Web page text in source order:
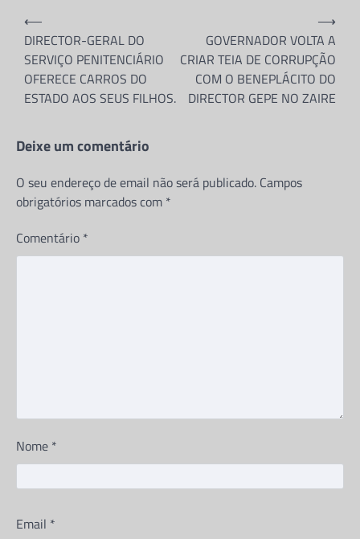
Navegação
de
artigos
⟵
DIRECTOR-GERAL DO
SERVIÇO PENITENCIÁRIO
OFERECE CARROS DO
ESTADO AOS SEUS FILHOS.
GOVERNADOR VOLTA A
CRIAR TEIA DE CORRUPÇÃO
COM O BENEPLÁCITO DO
DIRECTOR GEPE NO ZAIRE
⟶
Deixe um comentário
O seu endereço de email não será publicado. Campos
obrigatórios marcados com *
Comentário *
Nome *
Email *
FILHO POR EXIGIR OS DIREITOS
DA CRIANÇA
Jeronimo Nsisa 19 de Maio, 2026
Partilhe e siga-nos ...
Partilhe e siga-nos …O antigo presidente do
envolvido num escândalo depois de
supostamente fazer…
Director da direção municipal da